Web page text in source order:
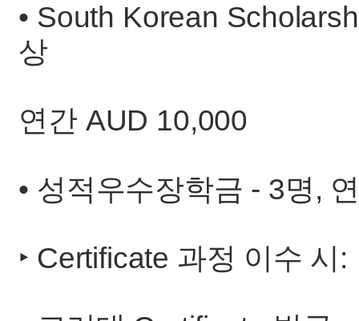
• South Korean
상
연간 AUD 10,000
• 성적우수장학금 - 3명,
‣ Certificate 과정 이수 시: